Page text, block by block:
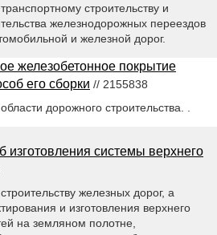
строительству и
железнодорожных переездов
и железной дорог.
железобетонное покрытие
его сборки // 2155838
дорожного строительства. .
изготовления системы верхнего
железных дорог, а
и изготовления верхнего
на земляном полотне,